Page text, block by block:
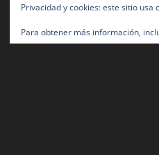
Privacidad y cookies: este sitio usa
Para obtener más información,